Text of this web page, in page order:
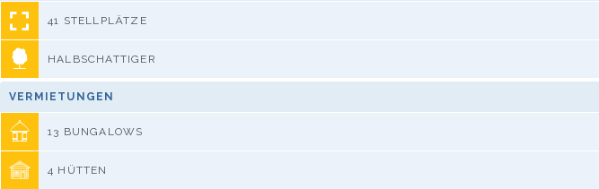
41 STELLPLÄTZE
HALBSCHATTIGER
VERMIETUNGEN
13 BUNGALOWS
4 HÜTTEN